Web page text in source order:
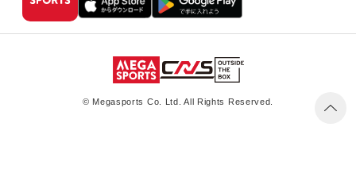
© Megasports Co. Ltd. All Rights Reserved.